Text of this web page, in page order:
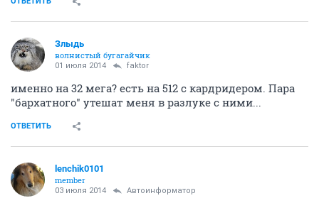
Злыдь
волнистый бугагайчик
01 июля 2014 faktor
именно на 32 мега? есть на 512 с кардридером. Пара
"бархатного" утешат меня в разлуке с ними...
ОТВЕТИТЬ
lenchik0101
member
03 июля 2014 Автоинформатор